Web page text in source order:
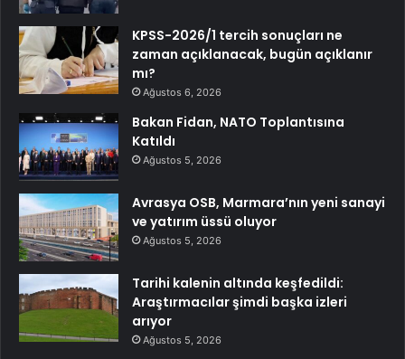
KPSS-2026/1 tercih sonuçları ne
zaman açıklanacak, bugün açıklanır
mı?
Ağustos 6, 2026
Bakan Fidan, NATO Toplantısına
Katıldı
Ağustos 5, 2026
Avrasya OSB, Marmara’nın yeni sanayi
ve yatırım üssü oluyor
Ağustos 5, 2026
Tarihi kalenin altında keşfedildi:
Araştırmacılar şimdi başka izleri
arıyor
Ağustos 5, 2026